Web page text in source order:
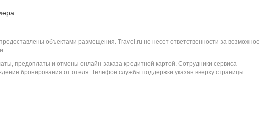
объектами размещения. Travel.ru не несет ответственности за возможное
предоплаты и отмены онлайн-заказа кредитной картой. Сотрудники сервиса
бронирования от отеля. Телефон службы поддержки указан вверху страницы.